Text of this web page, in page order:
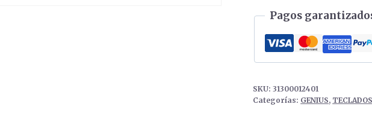
Pagos
SKU:31300012401
Categorías: GENIUS,